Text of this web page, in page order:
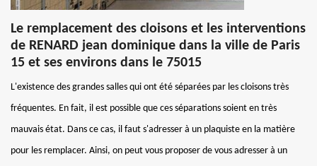
Le remplacement des cloisons et les interventions
de RENARD jean dominique dans la ville de Paris
15 et ses environs dans le 75015
L'existence des grandes salles qui ont été séparées par les cloisons très
fréquentes. En fait, il est possible que ces séparations soient en très
mauvais état. Dans ce cas, il faut s'adresser à un plaquiste en la matière
pour les remplacer. Ainsi, on peut vous proposer de vous adresser à un